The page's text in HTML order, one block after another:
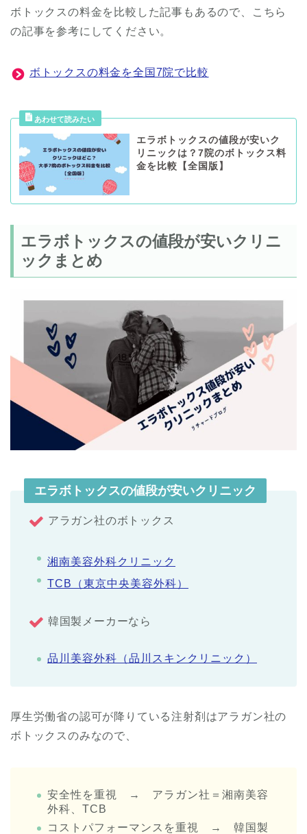
ボトックスの料金を比較した記事もあるので、こちら
の記事を参考にしてください。
ボトックスの料金を全国7院で比較
エラボトックスの値段が安いク
リニックは？7院のボトックス料
金を比較【全国版】
エラボトックスの値段が安いクリニ
ックまとめ
エラボトックスの値段が安いクリニック
アラガン社のボトックス
湘南美容外科クリニック
TCB（東京中央美容外科）
韓国製メーカーなら
品川美容外科（品川スキンクリニック）
厚生労働省の認可が降りている注射剤はアラガン社の
ボトックスのみなので、
安全性を重視 → アラガン社＝湘南美容
外科、TCB
コストパフォーマンスを重視 → 韓国製